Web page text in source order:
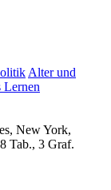
Alter und
Lernen
New York,
Tab., 3 Graf.